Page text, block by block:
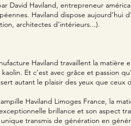
David Haviland, entrepreneur
Haviland dispose aujourd’hui
architectes d’intérieurs...).
Haviland travaillent la matière
Et c’est avec grâce et passion
autant le plaisir des yeux que ceux
Haviland Limoges France, la
brillance et son aspect
transmis de génération en